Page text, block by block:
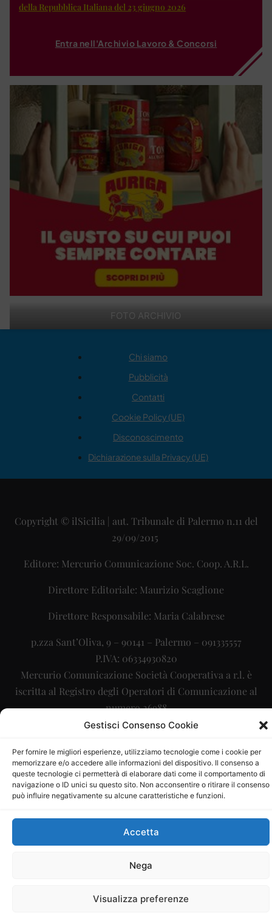
Gestisci Consenso Cookie
Per fornire le migliori esperienze, utilizziamo tecnologie come i cookie per
memorizzare e/o accedere alle informazioni del dispositivo. Il consenso a
queste tecnologie ci permetterà di elaborare dati come il comportamento di
navigazione o ID unici su questo sito. Non acconsentire o ritirare il consenso
può influire negativamente su alcune caratteristiche e funzioni.
Accetta
Nega
Visualizza preferenze
FOTO ARCHIVIO
della Repubblica Italiana del 23 giugno 2026
Entra nell'Archivio Lavoro & Concorsi
Chi siamo
Pubblicità
Contatti
Cookie Policy (UE)
Disconoscimento
Dichiarazione sulla Privacy (UE)
Copyright © ilSicilia | aut. Tribunale di Palermo n.11 del
29/09/2015
Editore: Mercurio Comunicazione Soc. Coop. A.R.L.
Direttore Editoriale: Maurizio Scaglione
Direttore Responsabile: Maria Calabrese
p.zza Sant’Oliva, 9 – 90141 – Palermo – 091335557
P.IVA: 06334930820
Mercurio Comunicazione Società Cooperativa a r.l. è
iscritta al Registro degli Operatori di Comunicazione al
numero 26988